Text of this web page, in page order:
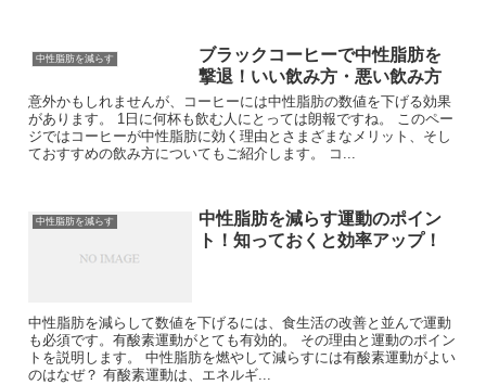
中性脂肪を減らす
ブラックコーヒーで中性脂肪を
撃退！いい飲み方・悪い飲み方
意外かもしれませんが、コーヒーには中性脂肪の数値を下げる効果
があります。 1日に何杯も飲む人にとっては朗報ですね。 このペー
ジではコーヒーが中性脂肪に効く理由とさまざまなメリット、そし
ておすすめの飲み方についてもご紹介します。 コ...
中性脂肪を減らす
中性脂肪を減らす運動のポイン
ト！知っておくと効率アップ！
中性脂肪を減らして数値を下げるには、食生活の改善と並んで運動
も必須です。有酸素運動がとても有効的。 その理由と運動のポイン
トを説明します。 中性脂肪を燃やして減らすには有酸素運動がよい
のはなぜ？ 有酸素運動は、エネルギ...